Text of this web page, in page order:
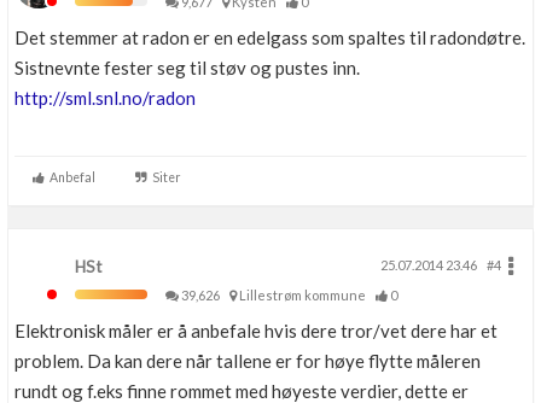
Det stemmer at radon er en edelgass som spaltes til radondøtre.
Sistnevnte fester seg til støv og pustes inn.
http://sml.snl.no/radon
Anbefal Siter
HSt 25.07.2014 23.46
#4
39,626
Lillestrøm kommune 0
Elektronisk måler er å anbefale hvis dere tror/vet dere har et
problem. Da kan dere når tallene er for høye flytte måleren
rundt og f.eks finne rommet med høyeste verdier, dette er